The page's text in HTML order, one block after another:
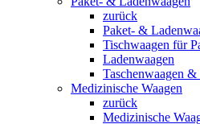
zurück
Paket- &
Tischwaagen für
Ladenwaagen
Taschenwaagen
Medizinische Waagen
zurück
Medizinische